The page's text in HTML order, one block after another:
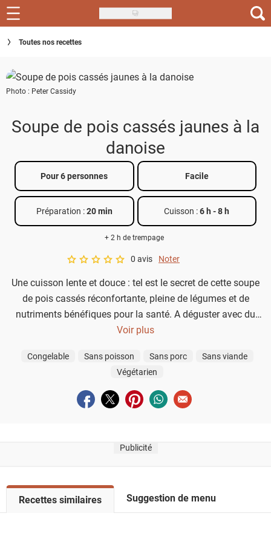
Skip
to
main
Recettes
Inspirations
Conseils
Menu de la semaine
Téléchargez l'app Saveurs Recettes
Index des recettes
Guide d'achat
Toutes nos recettes
Photo : Peter Cassidy
Soupe de pois cassés jaunes à la
danoise
Pour 6 personnes Facile
Préparation :20 min Cuisson :6 h -8 h
+ 2 h de trempage
A star rating of 0 out of 5.
0 avis Noter
Une cuisson lente et douce : tel est le secret de cette soupe
de pois cassés réconfortante, pleine de légumes et de
nutriments bénéfiques pour la santé. A déguster avec du
pain de seigle, de la moutarde et des cornichons pour un plat
Voir plus
Congelable Sans poisson Sans porc
Sans viande
Végétarien
Partager sur facebook
Partager sur twitter
Partager sur pinterest
Partager sur whatsapp
Envoyer à un ami
Publicité
o
Recettes similaires Suggestion de menu